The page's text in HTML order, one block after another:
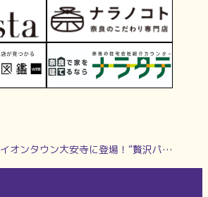
イオンタウン大安寺に登場！“贅沢パリパリ”クレープ体験 | 『CREPE・DU・ROI・SUPREME』（クレープ・デュ・ロワ・シュプレーム）